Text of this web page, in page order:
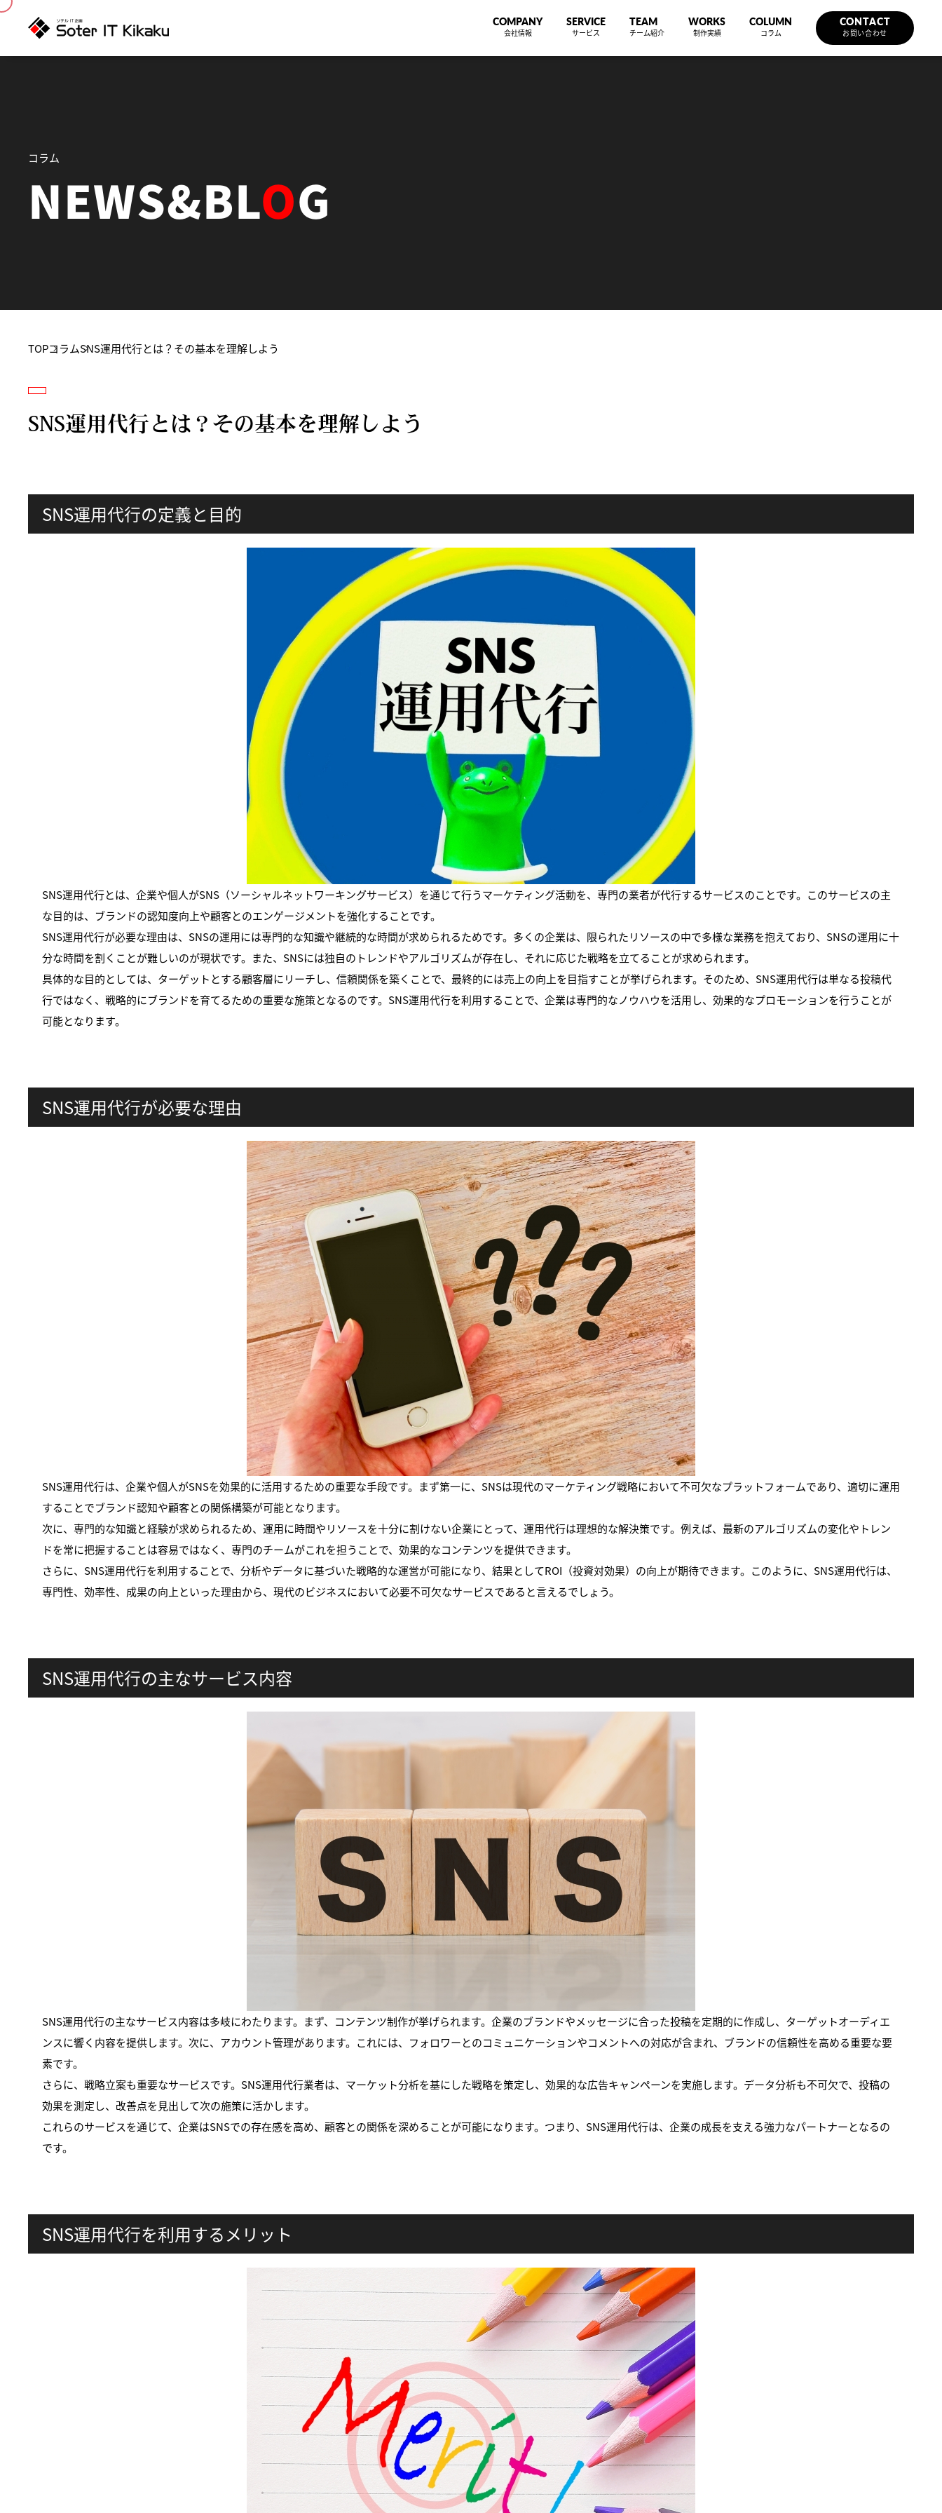
COMPANY
会社情報
SERVICE
サービス
TEAM
チーム紹介
WORKS
制作実績
COLUMN
コラム
CONTACT
お問い合わせ
コラム
NEWS&BLOG
TOPコラムSNS運用代行とは？その基本を理解しよう
SNS運用代行とは？その基本を理解しよう
SNS運用代行の定義と目的
SNS運用代行とは、企業や個人がSNS（ソーシャルネットワーキングサービス）を通じて行うマーケティング活動を、専門の業者が代行するサービスのことです。このサービスの主
な目的は、ブランドの認知度向上や顧客とのエンゲージメントを強化することです。
SNS運用代行が必要な理由は、SNSの運用には専門的な知識や継続的な時間が求められるためです。多くの企業は、限られたリソースの中で多様な業務を抱えており、SNSの運用に十
分な時間を割くことが難しいのが現状です。また、SNSには独自のトレンドやアルゴリズムが存在し、それに応じた戦略を立てることが求められます。
具体的な目的としては、ターゲットとする顧客層にリーチし、信頼関係を築くことで、最終的には売上の向上を目指すことが挙げられます。そのため、SNS運用代行は単なる投稿代
行ではなく、戦略的にブランドを育てるための重要な施策となるのです。SNS運用代行を利用することで、企業は専門的なノウハウを活用し、効果的なプロモーションを行うことが
可能となります。
SNS運用代行が必要な理由
SNS運用代行は、企業や個人がSNSを効果的に活用するための重要な手段です。まず第一に、SNSは現代のマーケティング戦略において不可欠なプラットフォームであり、適切に運用
することでブランド認知や顧客との関係構築が可能となります。
次に、専門的な知識と経験が求められるため、運用に時間やリソースを十分に割けない企業にとって、運用代行は理想的な解決策です。例えば、最新のアルゴリズムの変化やトレン
ドを常に把握することは容易ではなく、専門のチームがこれを担うことで、効果的なコンテンツを提供できます。
さらに、SNS運用代行を利用することで、分析やデータに基づいた戦略的な運営が可能になり、結果としてROI（投資対効果）の向上が期待できます。このように、SNS運用代行は、
専門性、効率性、成果の向上といった理由から、現代のビジネスにおいて必要不可欠なサービスであると言えるでしょう。
SNS運用代行の主なサービス内容
SNS運用代行の主なサービス内容は多岐にわたります。まず、コンテンツ制作が挙げられます。企業のブランドやメッセージに合った投稿を定期的に作成し、ターゲットオーディエ
ンスに響く内容を提供します。次に、アカウント管理があります。これには、フォロワーとのコミュニケーションやコメントへの対応が含まれ、ブランドの信頼性を高める重要な要
素です。
さらに、戦略立案も重要なサービスです。SNS運用代行業者は、マーケット分析を基にした戦略を策定し、効果的な広告キャンペーンを実施します。データ分析も不可欠で、投稿の
効果を測定し、改善点を見出して次の施策に活かします。
これらのサービスを通じて、企業はSNSでの存在感を高め、顧客との関係を深めることが可能になります。つまり、SNS運用代行は、企業の成長を支える強力なパートナーとなるの
です。
SNS運用代行を利用するメリット